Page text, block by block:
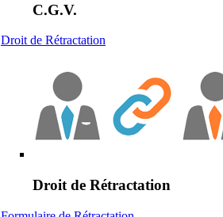
C.G.V.
Droit de Rétractation
Droit de Rétractation